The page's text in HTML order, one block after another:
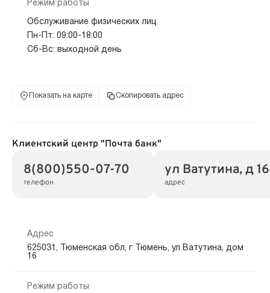
Режим работы
Обслуживание физических лиц
Пн-Пт: 09:00-18:00
Сб-Вс: выходной день
Показать на карте Скопировать адрес
Клиентский центр "Почта банк"
8(800)550-07-70
телефон
ул Ватутина, д 16
адрес
Адрес
625031, Тюменская обл, г Тюмень, ул Ватутина, дом
16
Режим работы